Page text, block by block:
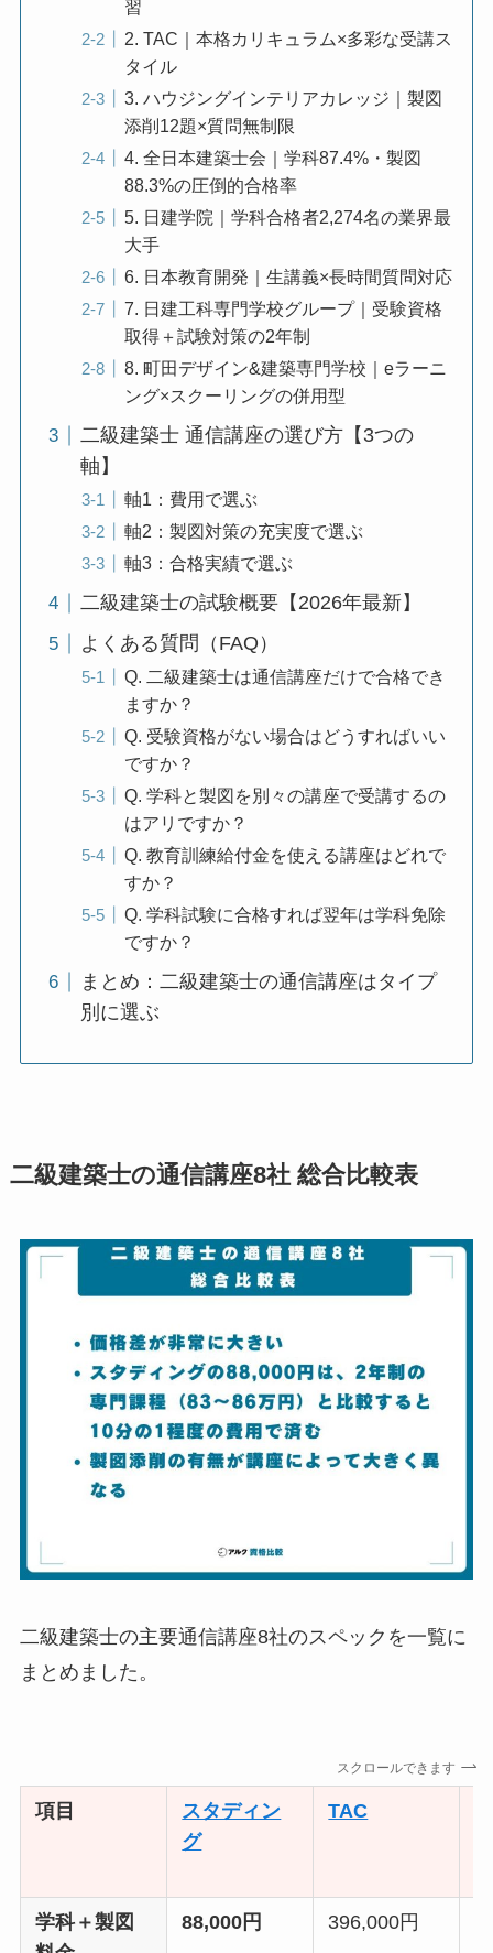
習
2. TAC｜本格カリキュラム×多彩な受講ス
タイル
3. ハウジングインテリアカレッジ｜製図
添削12題×質問無制限
4. 全日本建築士会｜学科87.4%・製図
88.3%の圧倒的合格率
5. 日建学院｜学科合格者2,274名の業界最
大手
6. 日本教育開発｜生講義×長時間質問対応
7. 日建工科専門学校グループ｜受験資格
取得＋試験対策の2年制
8. 町田デザイン&建築専門学校｜eラーニ
ング×スクーリングの併用型
二級建築士 通信講座の選び方【3つの
軸】
軸1：費用で選ぶ
軸2：製図対策の充実度で選ぶ
軸3：合格実績で選ぶ
二級建築士の試験概要【2026年最新】
よくある質問（FAQ）
Q. 二級建築士は通信講座だけで合格でき
ますか？
Q. 受験資格がない場合はどうすればいい
ですか？
Q. 学科と製図を別々の講座で受講するの
はアリですか？
Q. 教育訓練給付金を使える講座はどれで
すか？
Q. 学科試験に合格すれば翌年は学科免除
ですか？
まとめ：二級建築士の通信講座はタイプ
別に選ぶ
二級建築士の通信講座8社 総合比較表
二級建築士の主要通信講座8社のスペックを一覧に
まとめました。
スクロールできます
項目
スタディン
グ
TAC
学科＋製図
88,000円 396,000円